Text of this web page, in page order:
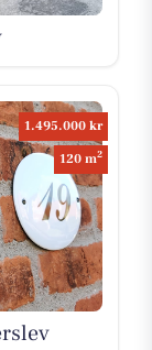
1.495.000 kr
120 m2